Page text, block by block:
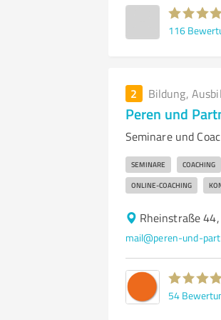
116
2 Bildung,
Peren und
Seminare und
SEMINARE COACHING
ONLINE-COACHING
Rheinstraße
mail@peren-und-
54